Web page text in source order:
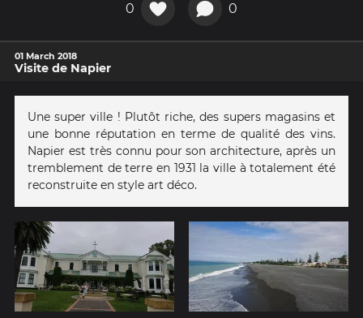
0 0
01 March 2018
Visite de Napier
Une super ville ! Plutôt riche, des supers magasins et
une bonne réputation en terme de qualité des vins.
Napier est très connu pour son architecture, après un
tremblement de terre en 1931 la ville à totalement été
reconstruite en style art déco.